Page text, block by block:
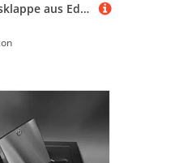
1 Stück Zugangsklappe aus Edelstahl 304 – langlebige, wasserdichte Inspektionstür for einfache Wartung und Installation(22x22inch)